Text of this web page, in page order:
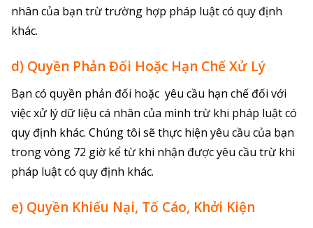
nhân của bạn trừ trường hợp pháp luật có quy định
khác.
d) Quyền Phản Đối Hoặc Hạn Chế Xử Lý
Bạn có quyền phản đối hoặc yêu cầu hạn chế đối với
việc xử lý dữ liệu cá nhân của mình trừ khi pháp luật có
quy định khác. Chúng tôi sẽ thực hiện yêu cầu của bạn
trong vòng 72 giờ kể từ khi nhận được yêu cầu trừ khi
pháp luật có quy định khác.
e) Quyền Khiếu Nại, Tố Cáo, Khởi Kiện